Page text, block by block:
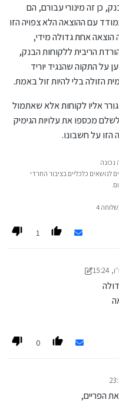
כן זה מינורי עבורם, הם
עם ההוצאה הלא צפויה הזו
הוצאה אחת גדולה מידי,
הריבית ללקוחות הבנק,
על התקוה שהנגיד יוריד
הזולה בלי להיות זול באמת.
אליו לקוחות אלא שאתמול
מכספו את עלויות הגימיק
הזו על חשבונו.
נכונה
לנושאים כלכליים בציבור החרדי
4
1
הקוד הפיננסי
0
הפריים,